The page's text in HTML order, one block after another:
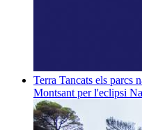
Terra Tancats els parcs
Montsant per l'eclipsi